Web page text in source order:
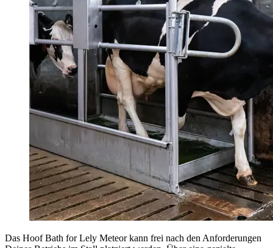
Das Hoof Bath for Lely Meteor kann frei nach den Anforderungen